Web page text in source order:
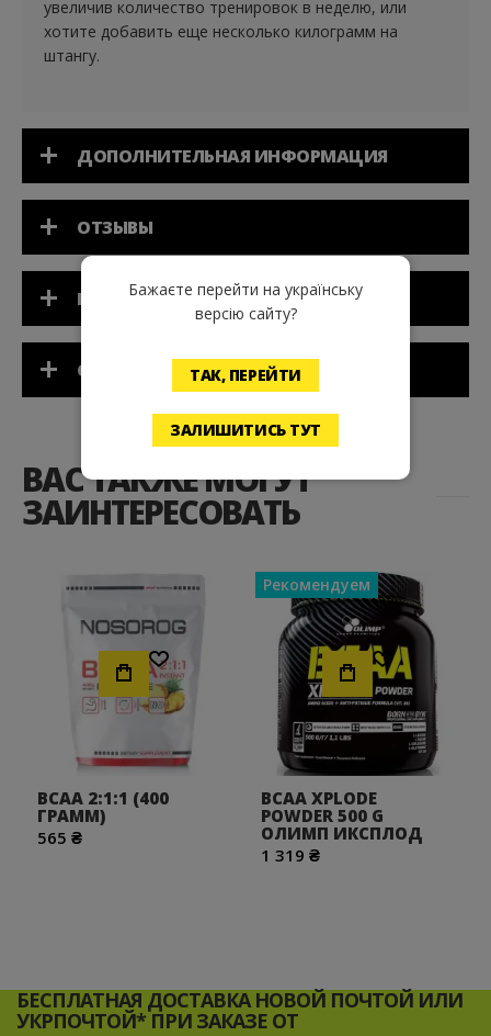
увеличив количество тренировок в неделю, или
хотите добавить еще несколько килограмм на
штангу.
ДОПОЛНИТЕЛЬНАЯ ИНФОРМАЦИЯ
ОТЗЫВЫ
ПРИМЕНЕНИЕ
СОСТАВ
ВАС ТАКЖЕ МОГУТ
ЗАИНТЕРЕСОВАТЬ
Хочу!
BCAA 2:1:1 (400
ГРАММ)
565 ₴
Хочу!
Рекомендуем
BCAA XPLODE
POWDER 500 G
ОЛИМП ИКСПЛОД
1 319 ₴
БЕСПЛАТНАЯ ДОСТАВКА НОВОЙ ПОЧТОЙ ИЛИ
УКРПОЧТОЙ* ПРИ ЗАКАЗЕ ОТ
Бажаєте перейти на українську
версію сайту?
ТАК, ПЕРЕЙТИ
ЗАЛИШИТИСЬ ТУТ